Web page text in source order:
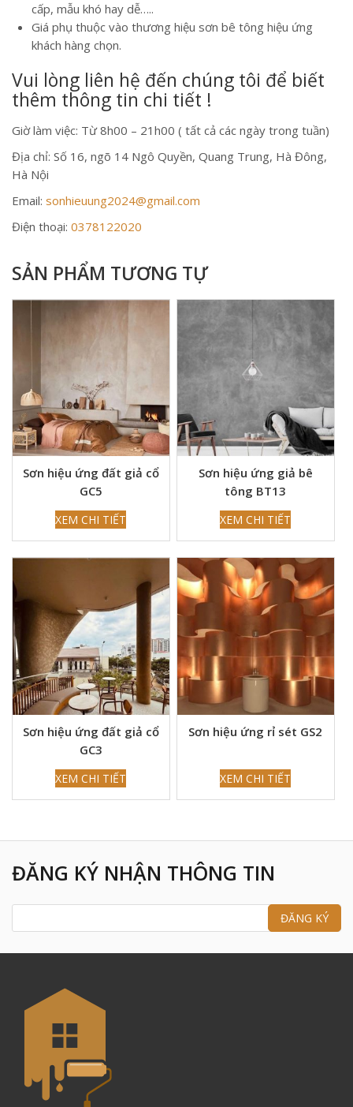
cấp, mẫu khó hay dễ…..
Giá phụ thuộc vào thương hiệu sơn bê tông hiệu ứng
khách hàng chọn.
Vui lòng liên hệ đến chúng tôi để biết
thêm thông tin chi tiết !
Giờ làm việc: Từ 8h00 – 21h00 ( tất cả các ngày trong tuần)
Địa chỉ: Số 16, ngõ 14 Ngô Quyền, Quang Trung, Hà Đông,
Hà Nội
Email: sonhieuung2024@gmail.com
Điện thoại: 0378122020
SẢN PHẨM TƯƠNG TỰ
Sơn hiệu ứng đất giả cổ
GC5
XEM CHI TIẾT
Sơn hiệu ứng giả bê
tông BT13
XEM CHI TIẾT
Sơn hiệu ứng đất giả cổ
GC3
XEM CHI TIẾT
Sơn hiệu ứng rỉ sét GS2
XEM CHI TIẾT
ĐĂNG KÝ NHẬN THÔNG TIN